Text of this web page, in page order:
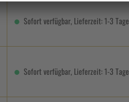
Sofort verfügbar, Lieferzeit: 1-3 Tage
Sofort verfügbar, Lieferzeit: 1-3 Tage